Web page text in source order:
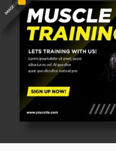
Premium